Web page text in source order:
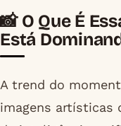
📸 O Que É
Está
A trend do
imagens artísticas